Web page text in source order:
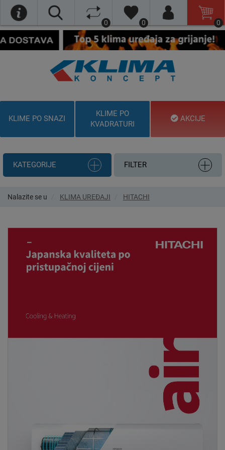
0 0 0
KLIME PO SNAZI
KLIME PO
KVADRATURI
AKCIJE
KATEGORIJE FILTER
Nalazite se u KLIMA UREĐAJI HITACHI